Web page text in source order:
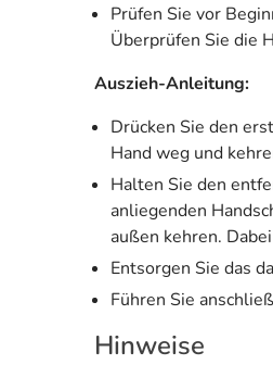
Prüfen Sie vor
Überprüfen Sie die
Auszieh-Anleitung:
Drücken Sie den
Hand weg und
Halten Sie den
anliegenden
außen kehren.
Entsorgen Sie das
Führen Sie
Hinweise